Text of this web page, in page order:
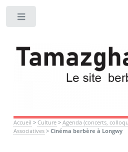
Accueil > Culture> Agenda (concerts,
Associatives> Cinéma berbère à Longwy